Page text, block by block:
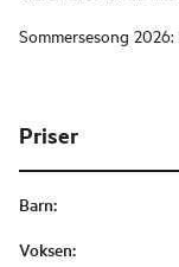
Sommersesong
Priser
Barn:
Voksen: